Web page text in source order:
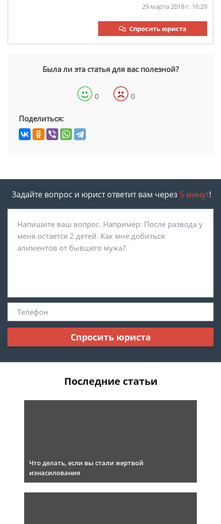
29 марта 2018 г. 16:29
Спросить юриста
Была ли эта статья для вас полезной?
0 0
Поделиться:
Задайте вопрос и юрист ответит вам через 5 минут!
Спросить юриста
Последние статьи
Что делать, если вы стали жертвой
изнасилования